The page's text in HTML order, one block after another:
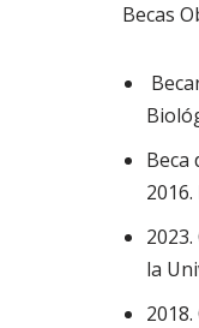
Becas
Beca
la